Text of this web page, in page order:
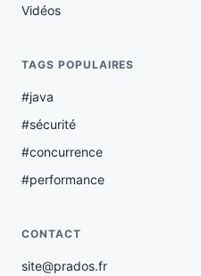
Vidéos
TAGS POPULAIRES
#java
#sécurité
#concurrence
#performance
CONTACT
site@prados.fr